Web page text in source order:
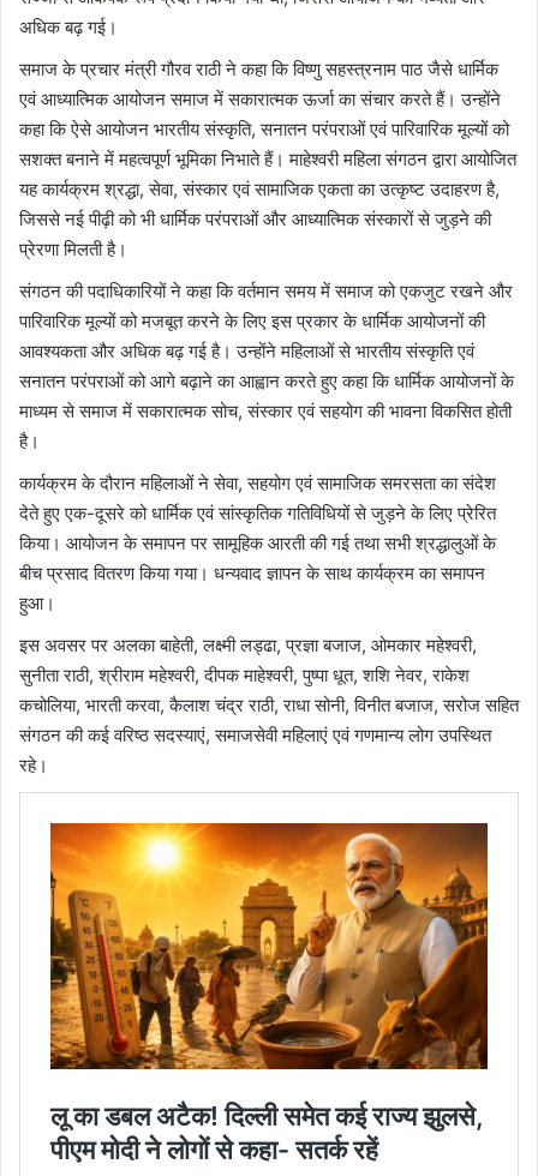
अधिक बढ़ गई।
समाज के प्रचार मंत्री गौरव राठी ने कहा कि विष्णु सहस्त्रनाम पाठ जैसे धार्मिक
एवं आध्यात्मिक आयोजन समाज में सकारात्मक ऊर्जा का संचार करते हैं। उन्होंने
कहा कि ऐसे आयोजन भारतीय संस्कृति, सनातन परंपराओं एवं पारिवारिक मूल्यों को
सशक्त बनाने में महत्वपूर्ण भूमिका निभाते हैं। माहेश्वरी महिला संगठन द्वारा आयोजित
यह कार्यक्रम श्रद्धा, सेवा, संस्कार एवं सामाजिक एकता का उत्कृष्ट उदाहरण है,
जिससे नई पीढ़ी को भी धार्मिक परंपराओं और आध्यात्मिक संस्कारों से जुड़ने की
प्रेरणा मिलती है।
संगठन की पदाधिकारियों ने कहा कि वर्तमान समय में समाज को एकजुट रखने और
पारिवारिक मूल्यों को मजबूत करने के लिए इस प्रकार के धार्मिक आयोजनों की
आवश्यकता और अधिक बढ़ गई है। उन्होंने महिलाओं से भारतीय संस्कृति एवं
सनातन परंपराओं को आगे बढ़ाने का आह्वान करते हुए कहा कि धार्मिक आयोजनों के
माध्यम से समाज में सकारात्मक सोच, संस्कार एवं सहयोग की भावना विकसित होती
है।
कार्यक्रम के दौरान महिलाओं ने सेवा, सहयोग एवं सामाजिक समरसता का संदेश
देते हुए एक-दूसरे को धार्मिक एवं सांस्कृतिक गतिविधियों से जुड़ने के लिए प्रेरित
किया। आयोजन के समापन पर सामूहिक आरती की गई तथा सभी श्रद्धालुओं के
बीच प्रसाद वितरण किया गया। धन्यवाद ज्ञापन के साथ कार्यक्रम का समापन
हुआ।
इस अवसर पर अलका बाहेती, लक्ष्मी लड्ढा, प्रज्ञा बजाज, ओमकार महेश्वरी,
सुनीता राठी, श्रीराम महेश्वरी, दीपक माहेश्वरी, पुष्पा धूत, शशि नेवर, राकेश
कचोलिया, भारती करवा, कैलाश चंद्र राठी, राधा सोनी, विनीत बजाज, सरोज सहित
संगठन की कई वरिष्ठ सदस्याएं, समाजसेवी महिलाएं एवं गणमान्य लोग उपस्थित
रहे।